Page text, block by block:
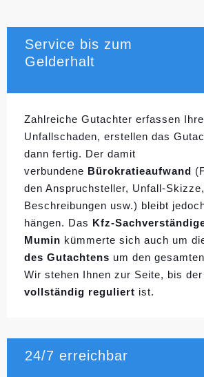
Service bis zum
Gelderhalt
Zahlreiche Gutachter erfassen
Unfallschaden, erstellen das
dann fertig. Der damit
verbundene Bürokratieaufwand
den Anspruchsteller, Unfall-Skizze,
Beschreibungen usw.) bleibt
hängen. Das Kfz-
Mumin kümmerte sich auch um
des Gutachtens um den
Wir stehen Ihnen zur Seite, bis
vollständig reguliert ist.
24/7 erreichbar